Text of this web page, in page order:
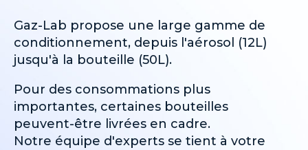
climatiques, nos gaz spéciaux
garantissent des atmosphères
contrôlées et précises
permettant de reproduire les
conditions réelles et de vérifier la
fiabilité, la sécurité et la
conformité des composants et
des systèmes aéronautiques.
Ces solutions sont élaborées pour
satisfaire pleinement les besoins
les plus exigeants de l'industrie de
Gaz-Lab propose une large gamme de
conditionnement, depuis l'aérosol (12L)
jusqu'à la bouteille (50L).
Pour des consommations plus
importantes, certaines bouteilles
peuvent-être livrées en cadre.
Notre équipe d'experts se tient à votre